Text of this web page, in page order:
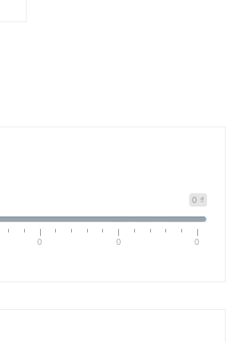
0 ₫
0 0 0